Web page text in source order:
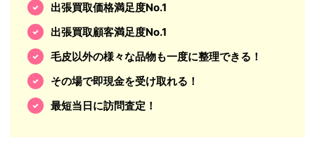
出張買取価格満足度No.1
出張買取顧客満足度No.1
毛皮以外の様々な品物も一度に整理できる！
その場で即現金を受け取れる！
最短当日に訪問査定！